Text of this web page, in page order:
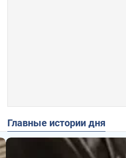
Главные истории дня